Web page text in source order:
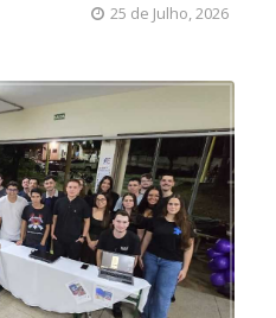
25 de Julho, 2026